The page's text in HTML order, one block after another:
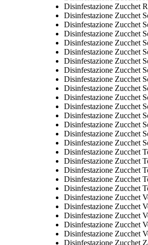
Disinfestazione Zucchet
Disinfestazione Zucchet
Disinfestazione Zucchet
Disinfestazione Zucchet
Disinfestazione Zucchet
Disinfestazione Zucchet
Disinfestazione Zucchet
Disinfestazione Zucchet
Disinfestazione Zucchet
Disinfestazione Zucchet
Disinfestazione Zucchet
Disinfestazione Zucchet
Disinfestazione Zucchet
Disinfestazione Zucchet
Disinfestazione Zucchet
Disinfestazione Zucchet
Disinfestazione Zucchet
Disinfestazione Zucchet
Disinfestazione Zucchet
Disinfestazione Zucchet
Disinfestazione Zucchet
Disinfestazione Zucchet
Disinfestazione Zucchet
Disinfestazione Zucchet
Disinfestazione Zucchet
Disinfestazione Zucchet
Disinfestazione Zucchet